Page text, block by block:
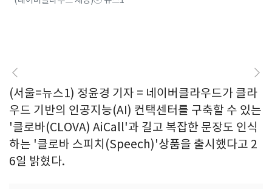
(서울=뉴스1) 정윤경 기자 = 네이버클라우드가 클라
우드 기반의 인공지능(AI) 컨택센터를 구축할 수 있는
'클로바(CLOVA) AiCall'과 길고 복잡한 문장도 인식
하는 '클로바 스피치(Speech)'상품을 출시했다고 2
6일 밝혔다.